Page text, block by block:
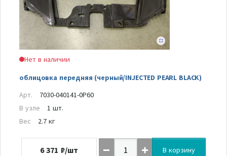
Нет в наличии
облицовка передняя (черный/INJECTED PEARL BLACK)
Арт.
7030-040141-0P60
В узле
1 шт.
Вес
2.7 кг
6 371 ₽/шт В корзину